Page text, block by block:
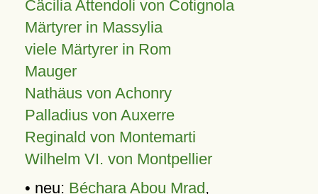
Cäcilia Attendoli von Cotignola
Märtyrer in Massylia
viele Märtyrer in Rom
Mauger
Nathäus von Achonry
Palladius von Auxerre
Reginald von Montemarti
Wilhelm VI. von Montpellier
• neu: Béchara Abou Mrad,